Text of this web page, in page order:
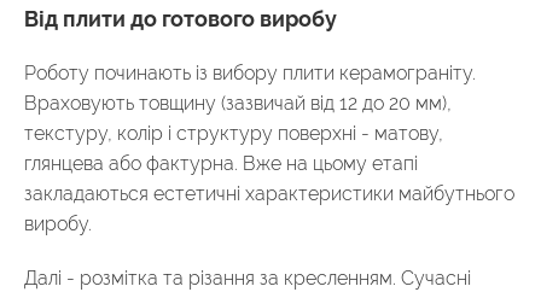
Від плити до готового виробу
Роботу починають із вибору плити керамограніту.
Враховують товщину (зазвичай від 12 до 20 мм),
текстуру, колір і структуру поверхні - матову,
глянцева або фактурна. Вже на цьому етапі
закладаються естетичні характеристики майбутнього
виробу.
Далі - розмітка та різання за кресленням. Сучасні